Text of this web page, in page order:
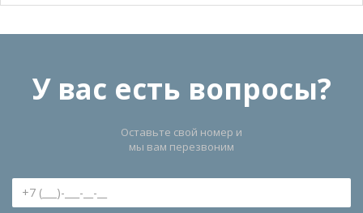
У вас есть вопросы?
Оставьте свой номер и
мы вам перезвоним